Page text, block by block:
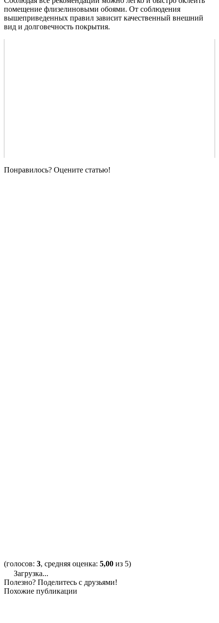
помещение флизелиновыми обоями. От соблюдения
вышеприведенных правил зависит качественный внешний
вид и долговечность покрытия.
Понравилось? Оцените статью!
(голосов: 3, средняя оценка: 5,00 из 5)
Загрузка...
Полезно? Поделитесь с друзьями!
Похожие публикации